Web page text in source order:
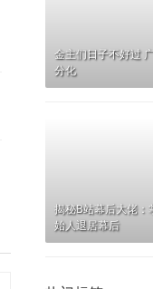
金主们日子不好过
分化
揭秘B站幕后大佬：
始人退居幕后